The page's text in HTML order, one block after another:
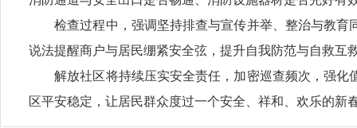
检查过程中，强调坚持排查与宣传并举、整治与教育
说法提醒商户与居民绷紧安全弦，提升自我防范与自救互
解放社区将持续压实安全责任，加密巡查频次，强化
区平安稳定，让居民群众度过一个安全、祥和、欢乐的新